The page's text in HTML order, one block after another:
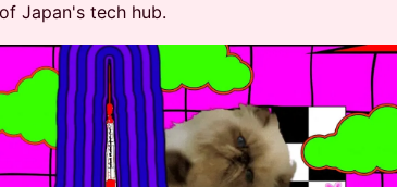
Japan's tech hub.